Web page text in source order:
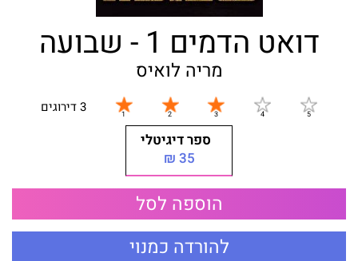
דואט הדמים 1 - שבועה
מריה לואיס
3 דירוגים
ספר דיגיטלי
35 ₪
הוספה לסל
להורדה כמנוי